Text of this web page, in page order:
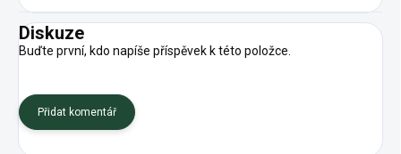
Diskuze
Buďte první, kdo napíše příspěvek k této položce.
Přidat komentář